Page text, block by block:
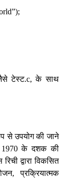
जैसे टेस्ट.c, के साथ
से उपयोग की जाने
1970 के दशक की
द्वारा विकसित
प्रक्रियात्मक